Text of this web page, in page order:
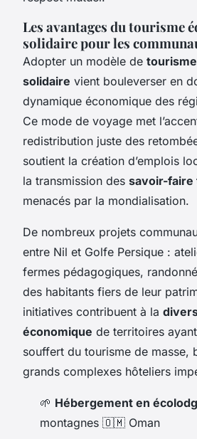
Les avantages du tourisme
solidaire pour les
Adopter un modèle de
solidaire vient bouleverser en
dynamique économique des
Ce mode de voyage met
redistribution juste des
soutient la création d’emplois
la transmission des savoir-faire
menacés par la mondialisation.
De nombreux projets
entre Nil et Golfe Persique :
fermes pédagogiques,
des habitants fiers de leur
initiatives contribuent à la
économique de territoires
souffert du tourisme de masse,
grands complexes hôteliers
🌱 Hébergement en
montagnes 🇴🇲 Oman